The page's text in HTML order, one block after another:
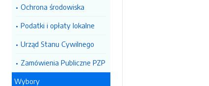
Ochrona środowiska
Podatki i opłaty lokalne
Urząd Stanu Cywilnego
Zamówienia Publiczne PZP
Wybory